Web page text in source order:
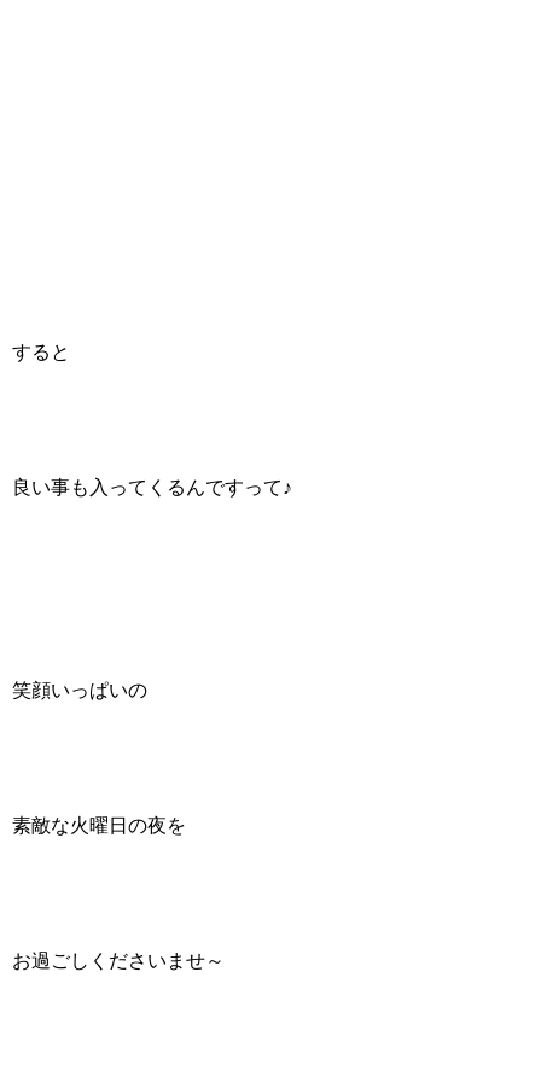
すると
良い事も入ってくるんですって♪
笑顔いっぱいの
素敵な火曜日の夜を
お過ごしくださいませ～